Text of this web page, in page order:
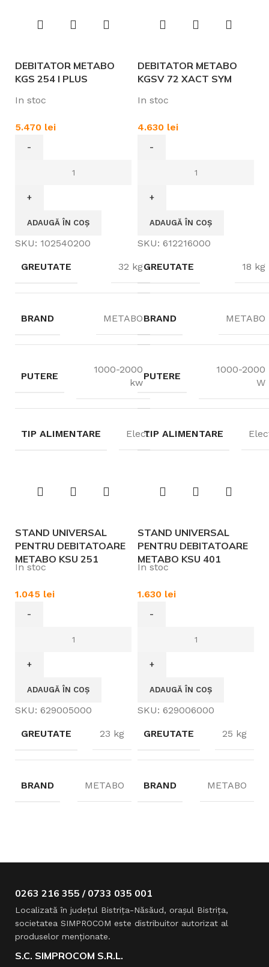
DEBITATOR METABO
KGS 254 I PLUS
In stoc
5.470 lei
ADAUGĂ ÎN COȘ
SKU: 102540200
GREUTATE 32 kg
BRAND METABO
PUTERE
1000-2000
kw
TIP ALIMENTARE Electric
DEBITATOR METABO
KGSV 72 XACT SYM
In stoc
4.630 lei
ADAUGĂ ÎN COȘ
SKU: 612216000
GREUTATE 18 kg
BRAND METABO
PUTERE
1000-2000
W
TIP ALIMENTARE
STAND UNIVERSAL
PENTRU DEBITATOARE
METABO KSU 251
In stoc
1.045 lei
ADAUGĂ ÎN COȘ
SKU: 629005000
GREUTATE 23 kg
BRAND METABO
STAND UNIVERSAL
PENTRU DEBITATOARE
METABO KSU 401
In stoc
1.630 lei
ADAUGĂ ÎN COȘ
SKU: 629006000
GREUTATE 25 kg
BRAND METABO
0263 216 355 / 0733 035 001
Localizată în judeţul Bistriţa-Năsăud, oraşul Bistriţa,
societatea SIMPROCOM este distribuitor autorizat al
produselor menţionate.
S.C. SIMPROCOM S.R.L.